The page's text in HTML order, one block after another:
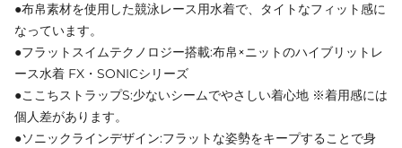
●布帛素材を使用した競泳レース用水着で、タイトなフィット感に
なっています。
●フラットスイムテクノロジー搭載:布帛×ニットのハイブリットレ
ース水着 FX・SONICシリーズ
●ここちストラップS:少ないシームでやさしい着心地 ※着用感には
個人差があります。
●ソニックラインデザイン:フラットな姿勢をキープすることで身